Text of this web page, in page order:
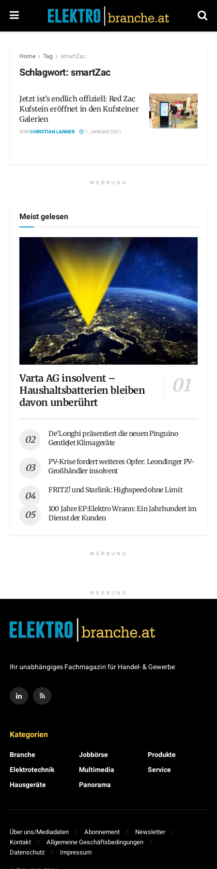
Home Tag smartZac
Schlagwort:smartZac
Jetzt ist’s endlich offiziell: Red Zac
Kufstein eröffnet in den Kufsteiner
Galerien
VONCHRISTIAN LANNER 1. JANUAR 2021
WERBUNG
Meist gelesen
Varta AG insolvent –
Haushaltsbatterien bleiben
davon unberührt
De’Longhi präsentiert die neuen Pinguino
GentleJet Klimageräte
PV-Krise fordert weiteres Opfer: Leondinger PV-
Großhändler insolvent
FRITZ! und Starlink: Highspeed ohne Limit
100 Jahre EP:Elektro Wrann: Ein Jahrhundert im
Dienst der Kunden
WERBUNG
WERBUNG
Ihr unabhängiges Fachmagazin für Handel- & Gewerbe
Kategorien
Branche
Elektrotechnik
Hausgeräte
Jobbörse
Multimedia
Panorama
Produkte
Service
Über uns/Mediadaten Abonnement
Newsletter
Kontakt
Allgemeine Geschäftsbedingungen
Datenschutz
Impressum